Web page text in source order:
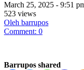
March 25, 2025 - 9:51
523 views
Oleh barrupos
Comment: 0
Barrupos shared